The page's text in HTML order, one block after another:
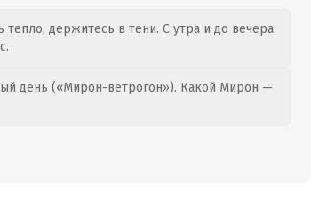
тепло, держитесь в тени. С утра и до вечера
день («Мирон-ветрогон»). Какой Мирон —